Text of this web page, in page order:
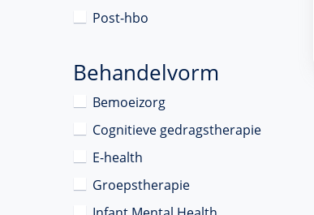
Post-hbo
Behandelvorm
Bemoeizorg
Cognitieve gedragstherapie
E-health
Groepstherapie